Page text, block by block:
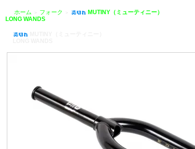
ホーム フォーク
MUTINY（ミューティニー）
LONG WANDS